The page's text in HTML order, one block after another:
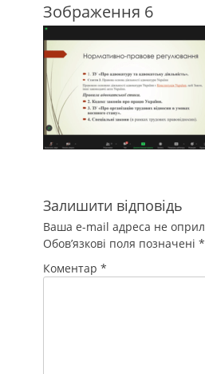
Зображення 6
Залишити відповідь
Ваша e-mail адреса не
Обов’язкові поля позначені *
Коментар *